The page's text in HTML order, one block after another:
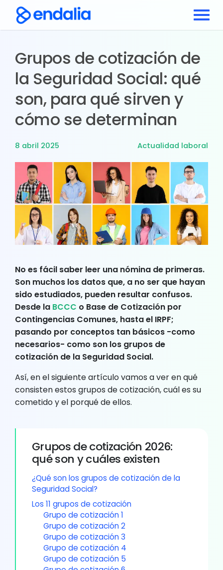
Grupos de cotización de
la Seguridad Social: qué
son, para qué sirven y
cómo se determinan
8 abril 2025 Actualidad laboral
No es fácil saber leer una nómina de primeras.
Son muchos los datos que, a no ser que hayan
sido estudiados, pueden resultar confusos.
Desde la BCCC o Base de Cotización por
Contingencias Comunes, hasta el IRPF;
pasando por conceptos tan básicos -como
necesarios- como son los grupos de
cotización de la Seguridad Social.
Así, en el siguiente artículo vamos a ver en qué
consisten estos grupos de cotización, cuál es su
cometido y el porqué de ellos.
Grupos de cotización 2026:
qué son y cuáles existen
¿Qué son los grupos de cotización de la
Seguridad Social?
Los 11 grupos de cotización
Grupo de cotización 1
Grupo de cotización 2
Grupo de cotización 3
Grupo de cotización 4
Grupo de cotización 5